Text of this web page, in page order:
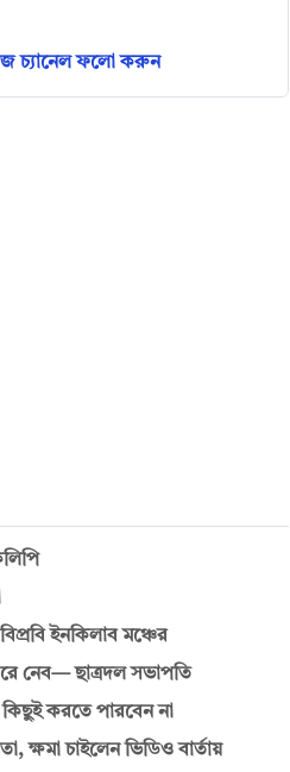
চ্যানেল ফলো করুন
ইনকিলাব মঞ্চের
নেব— ছাত্রদল সভাপতি
করতে পারবেন না
ক্ষমা চাইলেন ভিডিও বার্তায়